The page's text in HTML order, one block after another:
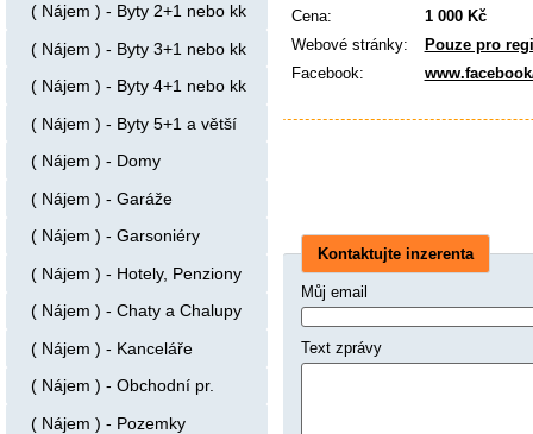
Cena:
1 000 Kč
Webové stránky:
Pouze pro
Facebook:
Kontaktujte inzerenta
Můj email
Text zprávy
( Nájem ) - Byty 2+1 nebo kk
( Nájem ) - Byty 3+1 nebo kk
( Nájem ) - Byty 4+1 nebo kk
( Nájem ) - Byty 5+1 a větší
( Nájem ) - Domy
( Nájem ) - Garáže
( Nájem ) - Garsoniéry
( Nájem ) - Hotely, Penziony
( Nájem ) - Chaty a Chalupy
( Nájem ) - Kanceláře
( Nájem ) - Obchodní pr.
( Nájem ) - Pozemky